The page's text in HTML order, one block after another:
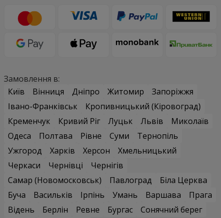
Замовлення в:
Київ
Вінниця Дніпро Житомир
Запоріжжя
Івано-Франківськ
Кропивницький (Кіровоград)
Кременчук
Кривий Ріг Луцьк Львів
Миколаїв
Одеса
Полтава Рівне Суми
Тернопіль
Ужгород
Харків Херсон
Хмельницький
Черкаси
Чернівці
Чернігів
Самар (Новомосковськ)
Павлоград
Біла Церква
Буча
Васильків Ірпінь Умань Варшава
Прага
Відень
Берлін Ревне Бургас
Сонячний берег